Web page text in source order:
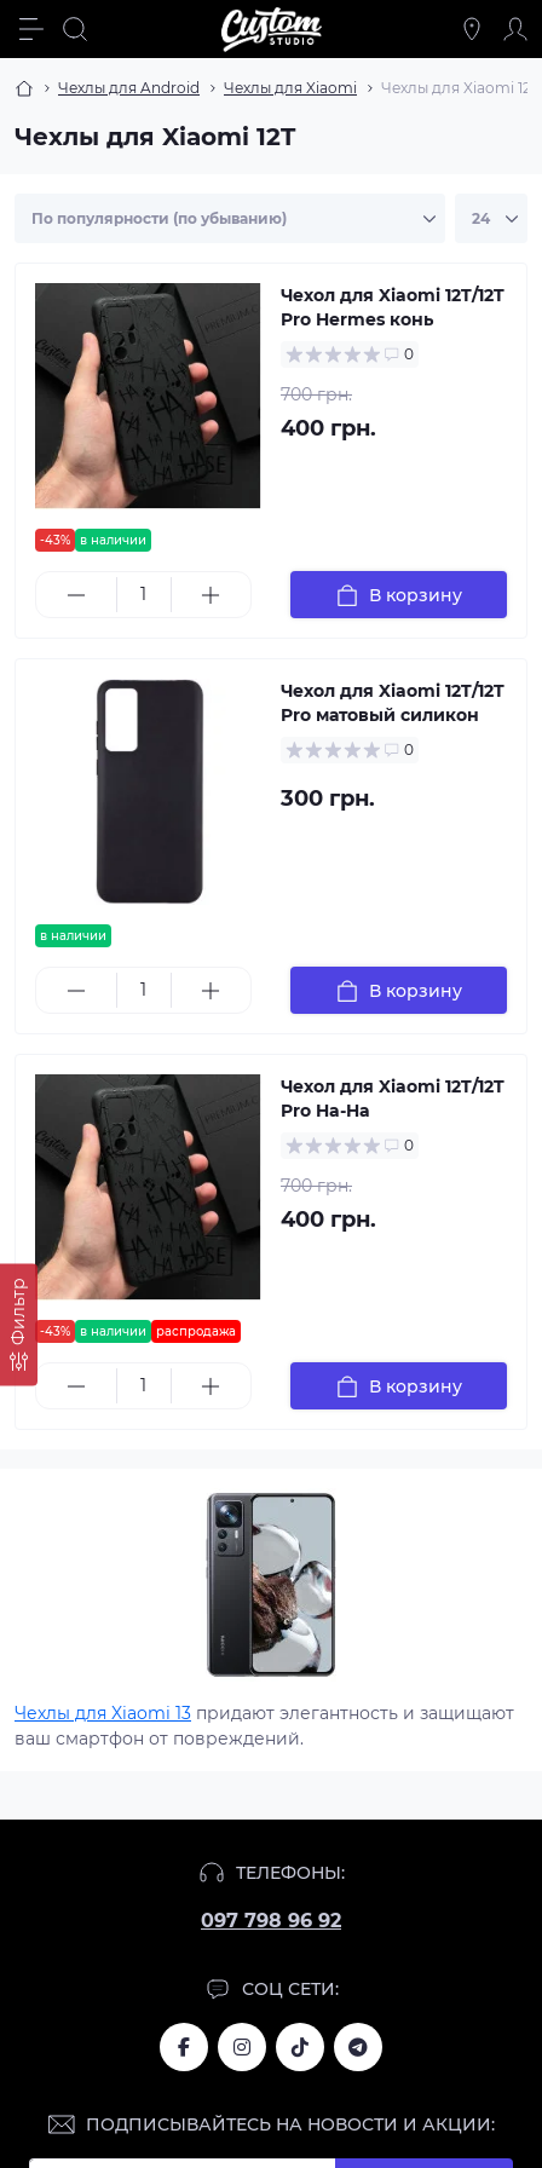
Чехлы для Android Чехлы для Xiaomi Чехлы для Xiaomi 12T
Чехлы для Xiaomi 12T
Фильтр
-43% в наличии
Чехол для Xiaomi 12T/12T
Pro Hermes конь
0
700 грн.
400 грн.
В корзину
в наличии
Чехол для Xiaomi 12T/12T
Pro матовый силикон
0
300 грн.
В корзину
-43% в наличии распродажа
Чехол для Xiaomi 12T/12T
Pro Ha-Ha
0
700 грн.
400 грн.
В корзину
Чехлы для Xiaomi 13 придают элегантность и защищают
ваш смартфон от повреждений.
ТЕЛЕФОНЫ:
097 798 96 92
СОЦ СЕТИ:
ПОДПИСЫВАЙТЕСЬ НА НОВОСТИ И АКЦИИ: